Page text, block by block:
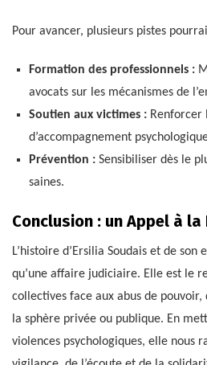
Pour avancer, plusieurs pistes
Formation des professionnels :
avocats sur les mécanismes de
Soutien aux victimes :Renforcer
d’accompagnement
Prévention :Sensibiliser dès le
saines.
Conclusion : un Appel à la
L’histoire d’Ersilia Soudais et de son
qu’une affaire judiciaire. Elle est le
collectives face aux abus de pouvoir,
la sphère privée ou publique. En
violences psychologiques, elle nous